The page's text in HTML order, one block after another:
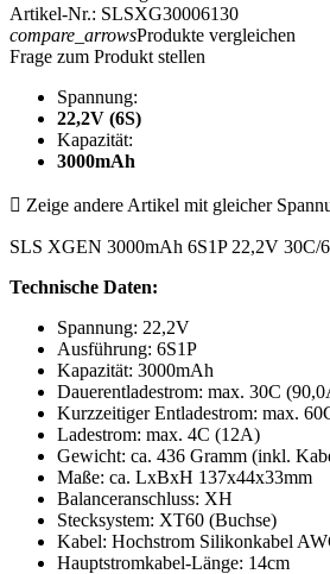
Artikel-Nr.: SLSXG30006130
compare_arrowsProdukte vergleichen
Frage zum Produkt stellen
Spannung:
22,2V (6S)
Kapazität:
3000mAh
 Zeige andere Artikel mit gleicher
SLS XGEN 3000mAh 6S1P 22,2V 30C/
Technische Daten:
Spannung: 22,2V
Ausführung: 6S1P
Kapazität: 3000mAh
Dauerentladestrom: max. 30C
Kurzzeitiger Entladestrom: max.
Ladestrom: max. 4C (12A)
Gewicht: ca. 436 Gramm (inkl.
Maße: ca. LxBxH 137x44x33mm
Balanceranschluss: XH
Stecksystem: XT60 (Buchse)
Kabel: Hochstrom Silikonkabel
Hauptstromkabel-Länge: 14cm